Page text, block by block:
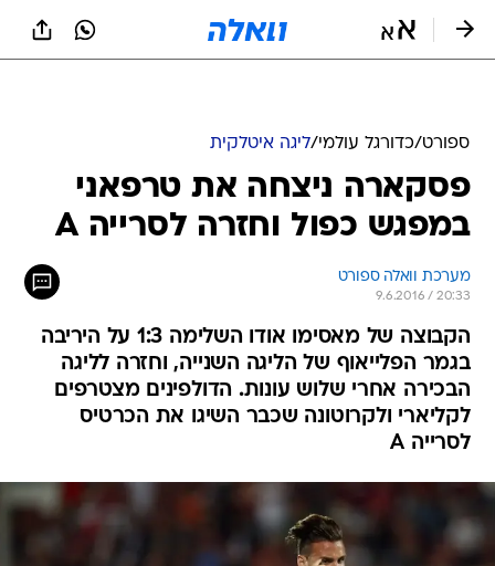
ספורט/כדורגל עולמי/ליגה איטלקית
פסקארה ניצחה את טרפאני
במפגש כפול וחזרה לסרייה A
מערכת וואלה ספורט
9.6.2016 / 20:33
הקבוצה של מאסימו אודו השלימה 1:3 על היריבה
בגמר הפלייאוף של הליגה השנייה, וחזרה לליגה
הבכירה אחרי שלוש עונות. הדולפינים מצטרפים
לקליארי ולקרוטונה שכבר השיגו את הכרטיס
לסרייה A